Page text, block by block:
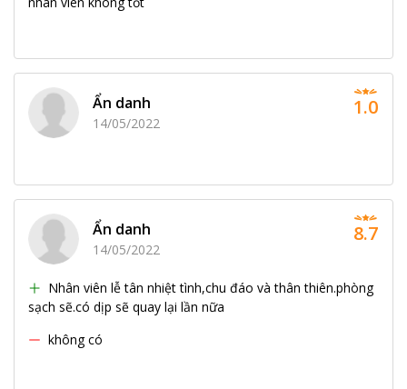
Ẩn danh
14/05/2022
1.0
Ẩn danh
14/05/2022
Nhân viên lễ tân nhiệt tình,chu đáo và thân thiên.phòng
sạch sẽ.có dịp sẽ quay lại lần nữa
không có
8.7